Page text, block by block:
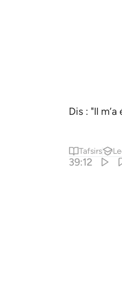
Dis : "Il
Tafsirs
39:12